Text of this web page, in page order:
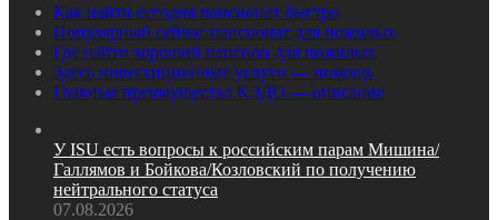
Как найти сегодня пансионат быстро
Популярный сейчас пансионат для пожилых
Где найти хороший пансион для пожилых
Здесь инвестиционные услуги — помощь
Главные преимущества КЭДО — описание
У ISU есть вопросы к российским парам Мишина/
Галлямов и Бойкова/Козловский по получению
нейтрального статуса
07.08.2026